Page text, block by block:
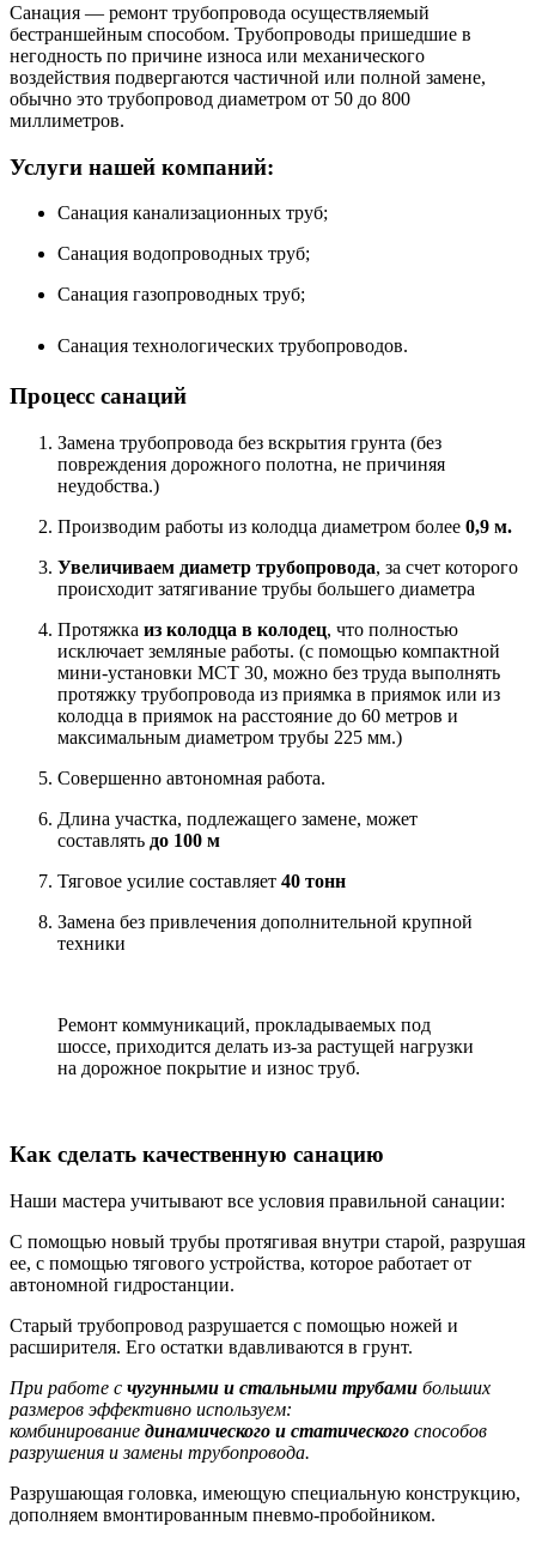
Санация — ремонт трубопровода осуществляемый
бестраншейным способом. Трубопроводы пришедшие в
негодность по причине износа или механического
воздействия подвергаются частичной или полной замене,
обычно это трубопровод диаметром от 50 до 800
миллиметров.
Услуги нашей компаний:
Санация канализационных труб;
Санация водопроводных труб;
Санация газопроводных труб;
Санация технологических трубопроводов.
Процесс санаций
Замена трубопровода без вскрытия грунта (без
повреждения дорожного полотна, не причиняя
неудобства.)
Производим работы из колодца диаметром более 0,9 м.
Увеличиваем диаметр трубопровода, за счет которого
происходит затягивание трубы большего диаметра
Протяжка из колодца в колодец, что полностью
исключает земляные работы. (с помощью компактной
мини-установки МСТ 30, можно без труда выполнять
протяжку трубопровода из приямка в приямок или из
колодца в приямок на расстояние до 60 метров и
максимальным диаметром трубы 225 мм.)
Совершенно автономная работа.
Длина участка, подлежащего замене, может
составлять до 100 м
Тяговое усилие составляет 40 тонн
Замена без привлечения дополнительной крупной
техники
Ремонт коммуникаций, прокладываемых под
шоссе, приходится делать из-за растущей нагрузки
на дорожное покрытие и износ труб.
Как сделать качественную санацию
Наши мастера учитывают все условия правильной санации:
С помощью новый трубы протягивая внутри старой, разрушая
ее, с помощью тягового устройства, которое работает от
автономной гидростанции.
Старый трубопровод разрушается с помощью ножей и
расширителя. Его остатки вдавливаются в грунт.
При работе с чугунными и стальными трубами больших
размеров эффективно используем:
комбинирование динамического и статического способов
разрушения и замены трубопровода.
Разрушающая головка, имеющую специальную конструкцию,
дополняем вмонтированным пневмо-пробойником.